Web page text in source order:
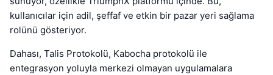
kullanıcılar için adil, şeffaf ve etkin bir pazar yeri sağlama
rolünü gösteriyor.
Dahası, Talis Protokolü, Kabocha protokolü ile
entegrasyon yoluyla merkezi olmayan uygulamalara